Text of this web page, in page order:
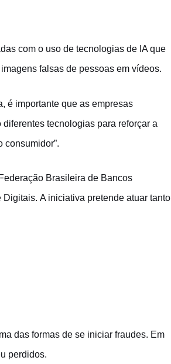
com o uso de tecnologias de IA que
falsas de pessoas em vídeos.
é importante que as empresas
tecnologias para reforçar a
consumidor”.
Brasileira de Bancos
Digitais. A iniciativa pretende atuar tanto
das formas de se iniciar fraudes. Em
perdidos.